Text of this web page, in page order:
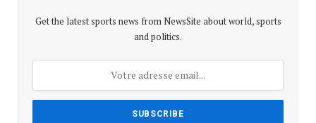
Get the latest sports news from NewsSite about world, sports
and politics.